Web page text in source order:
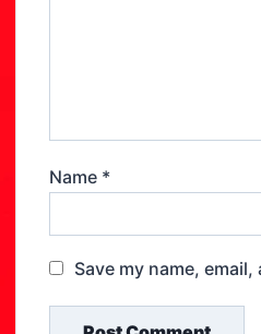
Name *
Save my name,